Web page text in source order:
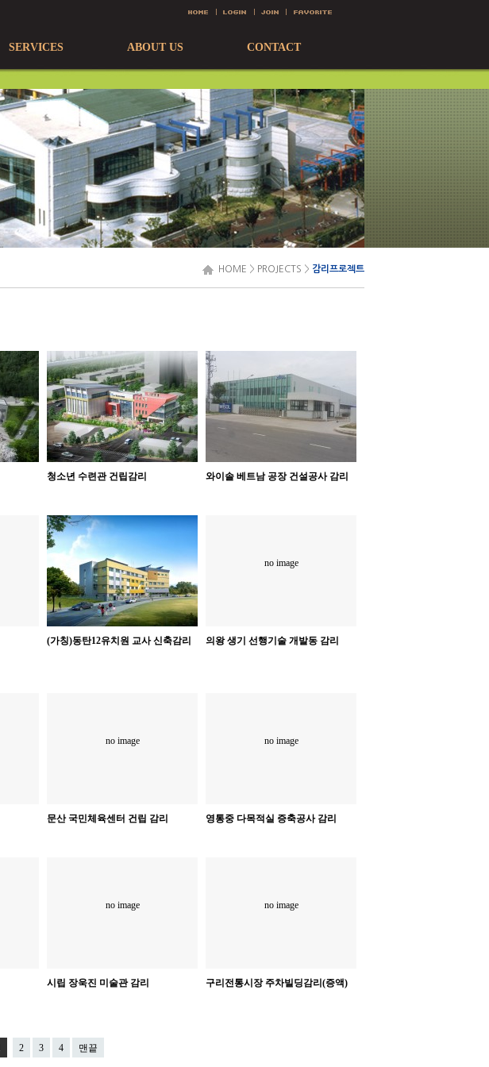
SERVICES ABOUT US CONTACT
HOME > PROJECTS > 감리프로젝트
청소년 수련관 건립감리 와이솔 베트남 공장 건설공사 감리
(가칭)동탄12유치원 교사 신축감리
no image
의왕 생기 선행기술 개발동 감리
no image
문산 국민체육센터 건립 감리
no image
영통중 다목적실 증축공사 감리
no image
시립 장욱진 미술관 감리
no image
구리전통시장 주차빌딩감리(증액)
2 3 4 맨끝